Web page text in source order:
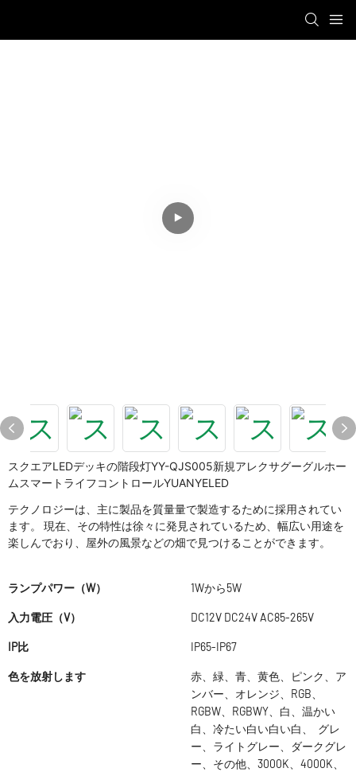
スクエアLEDデッキの階段灯YY-QJS005新規アレクサグーグルホー
ムスマートライフコントロールYUANYELED
テクノロジーは、主に製品を質量量で製造するために採用されてい
ます。 現在、その特性は徐々に発見されているため、幅広い用途を
楽しんでおり、屋外の風景などの畑で見つけることができます。
ランプパワー（W） 1Wから5W
入力電圧（V） DC12V DC24V AC85-265V
IP比 IP65-IP67
色を放射します
赤、緑、青、黄色、ピンク、ア
ンバー、オレンジ、RGB、
RGBW、RGBWY、白、温かい
白、冷たい白い白い白、 グレ
ー、ライトグレー、ダークグレ
ー、その他、3000K、4000K、